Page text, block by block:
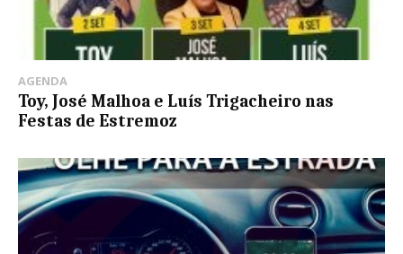
AGENDA
Toy, José Malhoa e Luís Trigacheiro nas
Festas de Estremoz